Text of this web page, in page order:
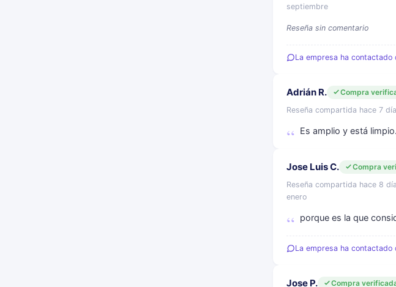
septiembre
Reseña sin comentario
La empresa ha contactado
Adrián R.
Compra
Reseña compartida hace 7
Es amplio y está
Jose Luis C.
Compra
Reseña compartida hace 8
enero
porque es la que
La empresa ha contactado
Jose P.
Compra